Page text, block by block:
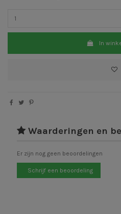
In
Waarderingen en
Er zijn nog geen beoordelingen
Schrijf een beoordeling